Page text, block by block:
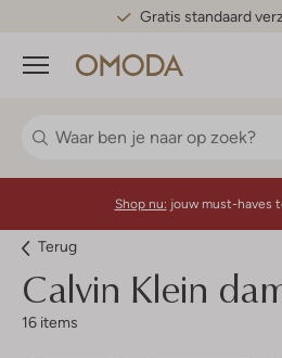
Gratis standaard
Menu
Shop nu: jouw must-haves
Terug
Calvin Klein
16 items